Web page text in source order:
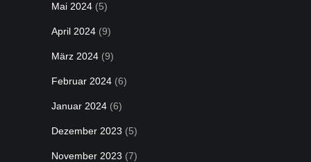
Mai 2024 (5)
April 2024 (9)
März 2024 (9)
Februar 2024 (6)
Januar 2024 (6)
Dezember 2023 (5)
November 2023 (7)